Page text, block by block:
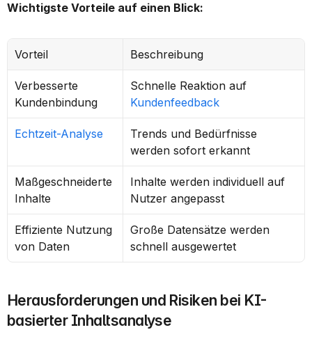
Wichtigste Vorteile auf einen Blick:
Vorteil Beschreibung
Verbesserte
Kundenbindung
Kundenfeedback
Echtzeit-Analyse
Trends und Bedürfnisse
werden sofort erkannt
Maßgeschneiderte
Inhalte
Inhalte werden individuell auf
Nutzer angepasst
Effiziente Nutzung
von Daten
Große Datensätze werden
schnell ausgewertet
Herausforderungen und Risiken bei KI-
basierter Inhaltsanalyse